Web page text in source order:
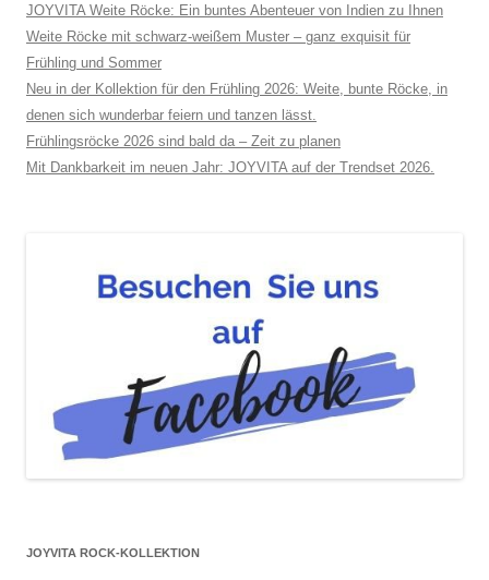
JOYVITA Weite Röcke: Ein buntes Abenteuer von Indien zu Ihnen
Weite Röcke mit schwarz-weißem Muster – ganz exquisit für
Frühling und Sommer
Neu in der Kollektion für den Frühling 2026: Weite, bunte Röcke, in
denen sich wunderbar feiern und tanzen lässt.
Frühlingsröcke 2026 sind bald da – Zeit zu planen
Mit Dankbarkeit im neuen Jahr: JOYVITA auf der Trendset 2026.
JOYVITA ROCK-KOLLEKTION